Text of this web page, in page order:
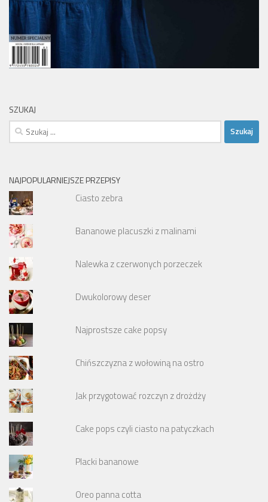
SZUKAJ
Szukaj:
NAJPOPULARNIEJSZE PRZEPISY
Ciasto zebra
Bananowe placuszki z malinami
Nalewka z czerwonych porzeczek
Dwukolorowy deser
Najprostsze cake popsy
Chińszczyzna z wołowiną na ostro
Jak przygotować rozczyn z drożdży
Cake pops czyli ciasto na patyczkach
Placki bananowe
Oreo panna cotta